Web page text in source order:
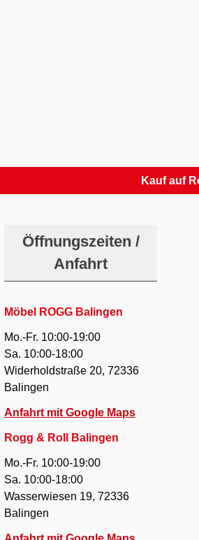
Kauf auf
Öffnungszeiten /
Anfahrt
Möbel ROGG Balingen
Mo.-Fr. 10:00-19:00
Sa. 10:00-18:00
Widerholdstraße 20, 72336
Balingen
Anfahrt mit Google Maps
Rogg & Roll Balingen
Mo.-Fr. 10:00-19:00
Sa. 10:00-18:00
Wasserwiesen 19, 72336
Balingen